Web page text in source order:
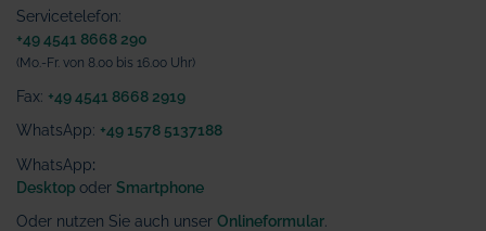
Servicetelefon:
+49 4541 8668 290
(Mo.-Fr. von 8.00 bis 16.00 Uhr)
Fax: +49 4541 8668 2919
WhatsApp: +49 1578 5137188
WhatsApp:
Desktop oder Smartphone
Oder nutzen Sie auch unser Onlineformular